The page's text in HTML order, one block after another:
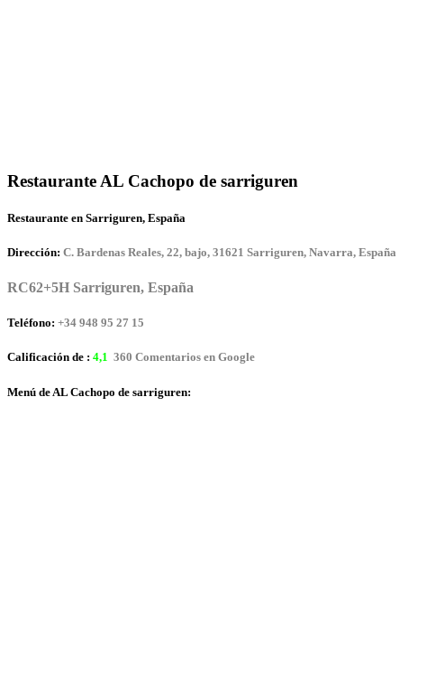
Restaurante AL Cachopo de sarriguren
Restaurante en Sarriguren, España
Dirección: C. Bardenas Reales, 22, bajo, 31621 Sarriguren, Navarra, España
RC62+5H Sarriguren, España
Teléfono: +34 948 95 27 15
Calificación de : 4,1 360 Comentarios en Google
Menú de AL Cachopo de sarriguren: